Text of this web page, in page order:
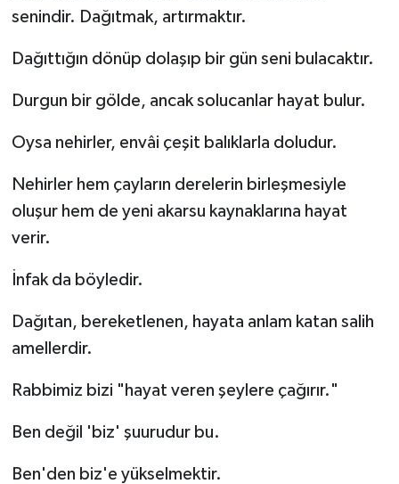
senindir. Dağıtmak, artırmaktır.
Dağıttığın dönüp dolaşıp bir gün seni bulacaktır.
Durgun bir gölde, ancak solucanlar hayat bulur.
Oysa nehirler, envâi çeşit balıklarla doludur.
Nehirler hem çayların derelerin birleşmesiyle
oluşur hem de yeni akarsu kaynaklarına hayat
verir.
İnfak da böyledir.
Dağıtan, bereketlenen, hayata anlam katan salih
amellerdir.
Rabbimiz bizi "hayat veren şeylere çağırır."
Ben değil 'biz' şuurudur bu.
Ben'den biz'e yükselmektir.